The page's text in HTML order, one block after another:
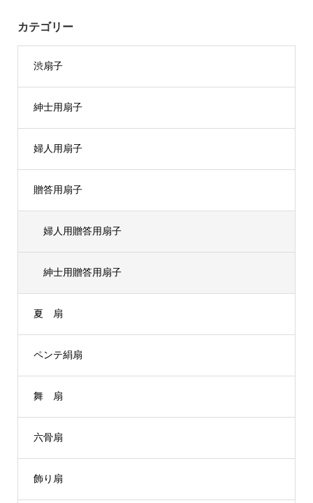
カテゴリー
渋扇子
紳士用扇子
婦人用扇子
贈答用扇子
婦人用贈答用扇子
紳士用贈答用扇子
夏 扇
ペンテ絹扇
舞 扇
六骨扇
飾り扇